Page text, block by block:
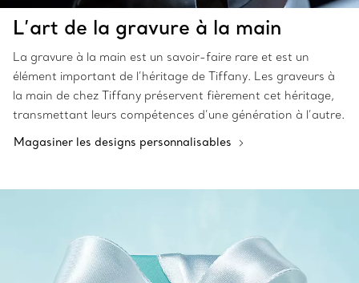
L’art de la gravure à la main
La gravure à la main est un savoir-faire rare et est un
élément important de l’héritage de Tiffany. Les graveurs à
la main de chez Tiffany préservent fièrement cet héritage,
transmettant leurs compétences d’une génération à l’autre.
Magasiner les designs personnalisables